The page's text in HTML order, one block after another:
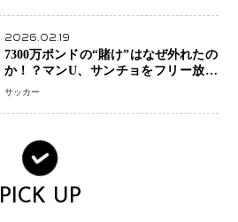
2026.02.19
7300万ポンドの“賭け”はなぜ外れたの
か！？マンU、サンチョをフリー放出
へ・・・補強戦略の転換点に
サッカー
PICK UP